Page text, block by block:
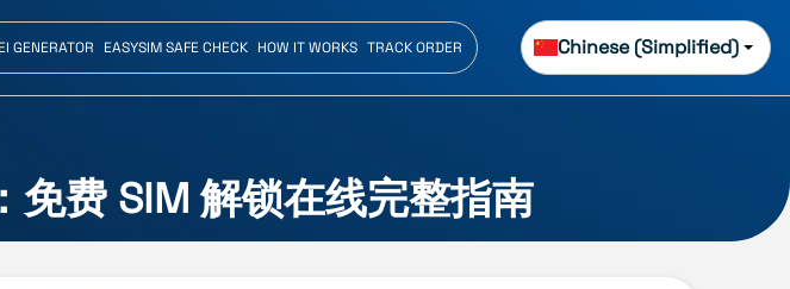
GENERATOR EASYSIM SAFE CHECK HOW IT WORKS TRACK ORDER Chinese (Simplified)
费 SIM 解锁在线完整指南